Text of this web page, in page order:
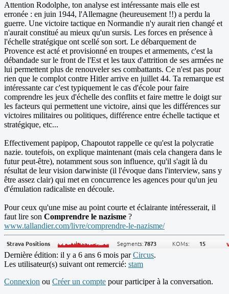
Attention Rodolphe, ton analyse est intéressante mais elle est
erronée : en juin 1944, l'Allemagne (heureusement !!) a perdu la
guerre. Une victoire tactique en Normandie n'y aurait rien changé et
n'aurait constitué au mieux qu'un sursis. Les forces en présence à
l'échelle stratégique ont scellé son sort. Le débarquement de
Provence est acté et provisionné en troupes et armements, c'est la
débandade sur le front de l'Est et les taux d'attrition de ses armées ne
lui permettent plus de renouveler ses combattants. Ce n'est pas pour
rien que le complot contre Hitler arrive en juillet 44. Ta remarque est
intéressante car c'est typiquement le cas d'école pour faire
comprendre les jeux d'échelle des conflits et faire mettre le doigt sur
les facteurs qui permettent une victoire, ainsi que les différences sur
victoires militaires ou politiques, différence entre échelle tactique et
stratégique, etc...
Effectivement papipop, Chapoutot rappelle ce qu'est la polycratie
nazie. toutefois, on explique maintenant (mais cela changera dans le
futur peut-être), notamment sous son influence, qu'il s'agit là du
résultat de leur vision darwiniste (il l'évoque dans l'interview, sans y
être assez clair) qui met en concurrence les agences pour qu'un jeu
d'émulation radicaliste en découle.
Pour ceux qu'une mise au point courte et éclairante intéresserait, il
faut lire son Comprendre le nazisme ?
www.tallandier.com/livre/comprendre-le-nazisme/
Dernière édition: il y a 6 ans 6 mois parCircus.
Les utilisateur(s) suivant ont remercié: stam
Connexion ou Créer un compte pour participer à la conversation.